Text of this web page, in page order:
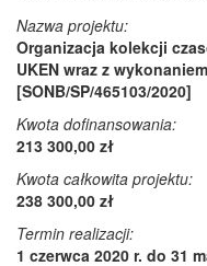
Nazwa projektu:
Organizacja kolekcji
UKEN wraz z
[SONB/SP/465103/2020]
Kwota dofinansowania:
213 300,00 zł
Kwota całkowita projektu:
238 300,00 zł
Termin realizacji:
1 czerwca 2020 r. do 31